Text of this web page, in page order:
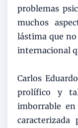
problemas
muchos
lástima que
internacional
Carlos
prolífico y
imborrable